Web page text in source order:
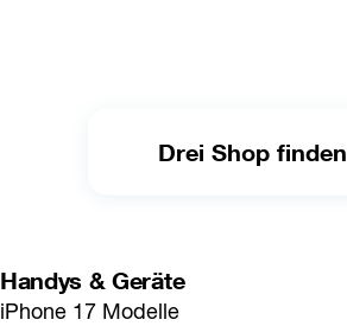
Drei Shop finden
Handys & Geräte
iPhone 17 Modelle